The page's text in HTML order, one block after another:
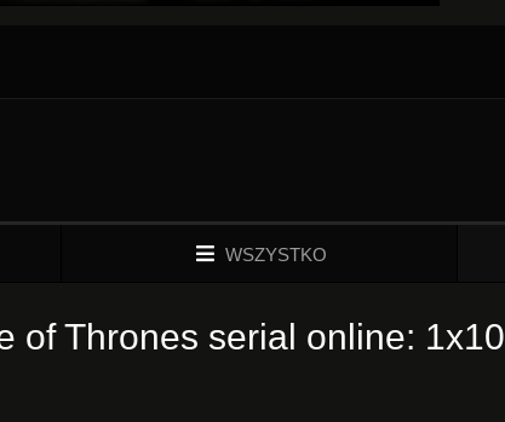
WSZYSTKO
of Thrones serial online: 1x10